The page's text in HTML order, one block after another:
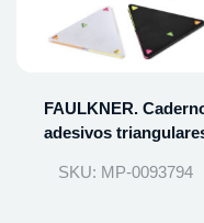
FAULKNER.
adesivos
SKU: MP-0093794